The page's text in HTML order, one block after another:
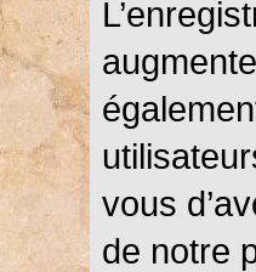
vous
de notre